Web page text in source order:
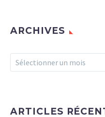
ARCHIVES
Archives
Sélectionner un mois
ARTICLES